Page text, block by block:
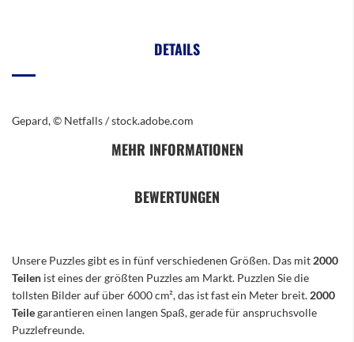
DETAILS
Gepard, © Netfalls / stock.adobe.com
MEHR INFORMATIONEN
BEWERTUNGEN
Unsere Puzzles gibt es in fünf verschiedenen Größen. Das mit 2000
Teilen ist eines der größten Puzzles am Markt. Puzzlen Sie die
tollsten Bilder auf über 6000 cm², das ist fast ein Meter breit. 2000
Teilegarantieren einen langen Spaß, gerade für anspruchsvolle
Puzzlefreunde.